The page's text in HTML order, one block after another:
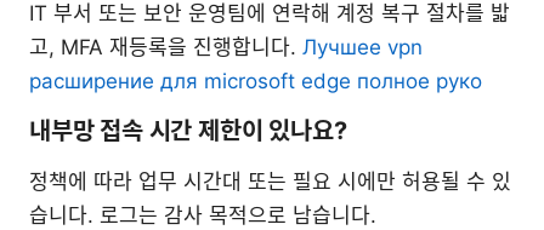
IT 부서 또는 보안 운영팀에 연락해 계정 복구 절차를 밟
고, MFA 재등록을 진행합니다. Лучшее vpn
расширение для microsoft edge полное руко
내부망 접속 시간 제한이 있나요?
정책에 따라 업무 시간대 또는 필요 시에만 허용될 수 있
습니다. 로그는 감사 목적으로 남습니다.